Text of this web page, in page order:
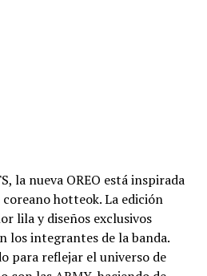
la nueva OREO está inspirada
hotteok. La edición
lila y diseños exclusivos
los integrantes de la banda.
para reflejar el universo de